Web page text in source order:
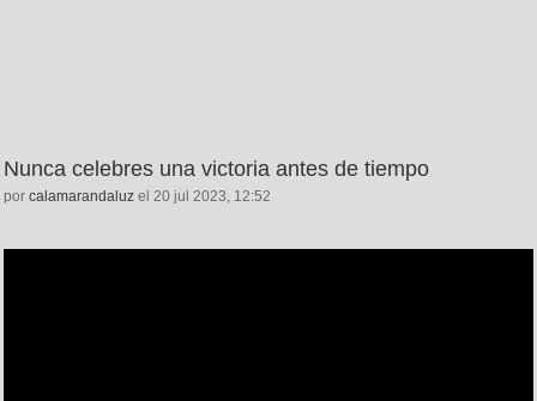
Nunca celebres una victoria antes de tiempo
por calamarandaluz el 20 jul 2023, 12:52